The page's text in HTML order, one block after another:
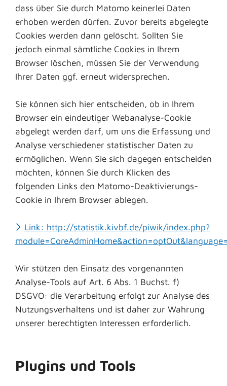
dass über Sie durch Matomo keinerlei Daten
erhoben werden dürfen. Zuvor bereits abgelegte
Cookies werden dann gelöscht. Sollten Sie
jedoch einmal sämtliche Cookies in Ihrem
Browser löschen, müssen Sie der Verwendung
Ihrer Daten ggf. erneut widersprechen.
Sie können sich hier entscheiden, ob in Ihrem
Browser ein eindeutiger Webanalyse-Cookie
abgelegt werden darf, um uns die Erfassung und
Analyse verschiedener statistischer Daten zu
ermöglichen. Wenn Sie sich dagegen entscheiden
möchten, können Sie durch Klicken des
folgenden Links den Matomo-Deaktivierungs-
Cookie in Ihrem Browser ablegen.
Link: http://statistik.kivbf.de/piwik/index.php?
Wir stützen den Einsatz des vorgenannten
Analyse-Tools auf Art. 6 Abs. 1 Buchst. f)
DSGVO: die Verarbeitung erfolgt zur Analyse des
Nutzungsverhaltens und ist daher zur Wahrung
unserer berechtigten Interessen erforderlich.
Plugins und Tools